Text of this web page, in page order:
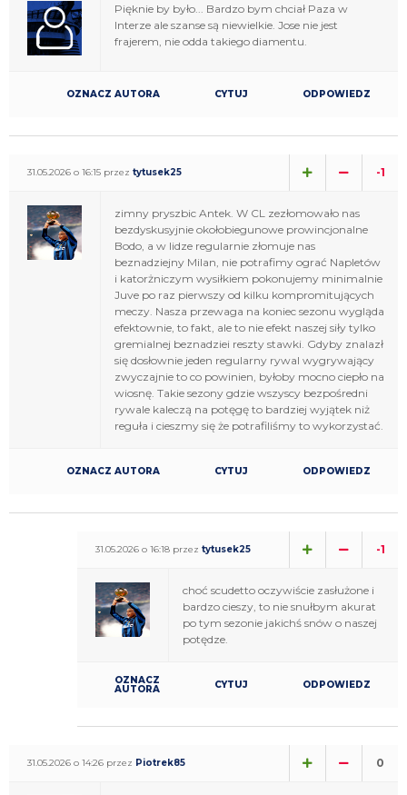
Pięknie by było... Bardzo bym chciał Paza w
Interze ale szanse są niewielkie. Jose nie jest
frajerem, nie odda takiego diamentu.
OZNACZ AUTORA CYTUJ ODPOWIEDZ
31.05.2026 o 16:15 przez tytusek25 -1
zimny pryszbic Antek. W CL zezłomowało nas
bezdyskusyjnie okołobiegunowe prowincjonalne
Bodo, a w lidze regularnie złomuje nas
beznadziejny Milan, nie potrafimy ograć Napletów
i katorżniczym wysiłkiem pokonujemy minimalnie
Juve po raz pierwszy od kilku kompromitujących
meczy. Nasza przewaga na koniec sezonu wygląda
efektownie, to fakt, ale to nie efekt naszej siły tylko
gremialnej beznadziei reszty stawki. Gdyby znalazł
się dosłownie jeden regularny rywal wygrywający
zwyczajnie to co powinien, byłoby mocno ciepło na
wiosnę. Takie sezony gdzie wszyscy bezpośredni
rywale kaleczą na potęgę to bardziej wyjątek niż
reguła i cieszmy się że potrafiliśmy to wykorzystać.
OZNACZ AUTORA CYTUJ ODPOWIEDZ
31.05.2026 o 16:18 przez tytusek25 -1
choć scudetto oczywiście zasłużone i
bardzo cieszy, to nie snułbym akurat
po tym sezonie jakichś snów o naszej
potędze.
OZNACZ
AUTORA CYTUJ ODPOWIEDZ
31.05.2026 o 14:26 przez Piotrek85 0